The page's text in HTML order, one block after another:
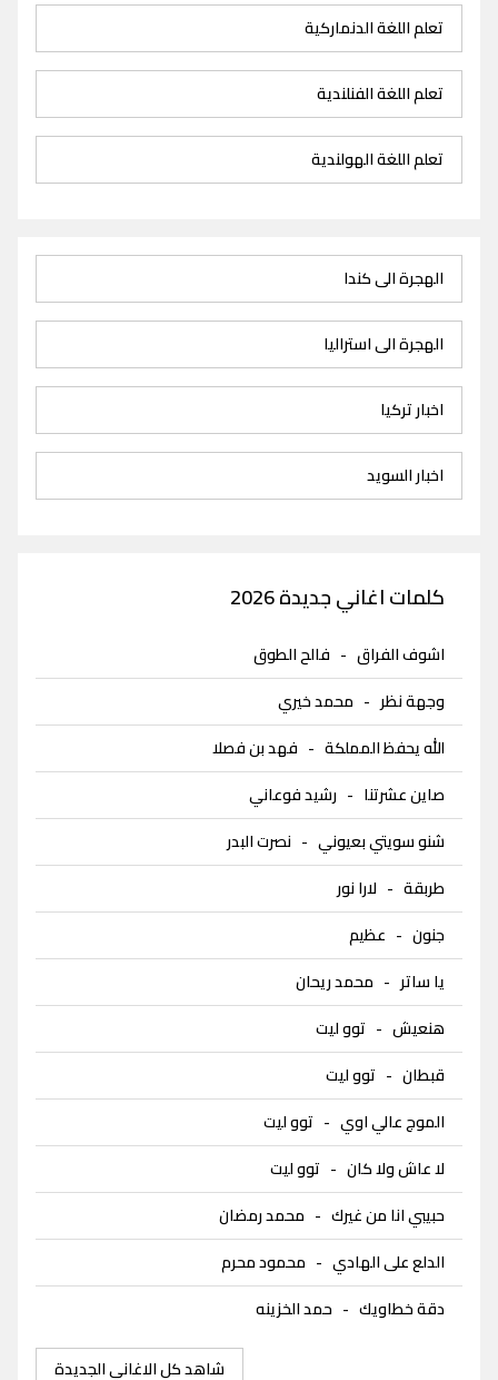
تعلم اللغة الدنماركية
تعلم اللغة الفنلندية
تعلم اللغة الهولندية
الهجرة الى كندا
الهجرة الى استراليا
اخبار تركيا
اخبار السويد
كلمات اغاني جديدة 2026
اشوف الفراق - فالح الطوق
وجهة نظر - محمد خيري
الله يحفظ المملكة - فهد بن فصلا
صاين عشرتنا - رشيد فوعاني
شنو سويتي بعيوني - نصرت البدر
طربقة - لارا نور
جنون - عظيم
يا ساتر - محمد ريحان
هنعيش - توو ليت
قبطان - توو ليت
الموج عالي اوي - توو ليت
لا عاش ولا كان - توو ليت
حبيبي انا من غيرك - محمد رمضان
الدلع على الهادي - محمود محرم
دقة خطاويك - حمد الخزينه
شاهد كل الاغاني الجديدة